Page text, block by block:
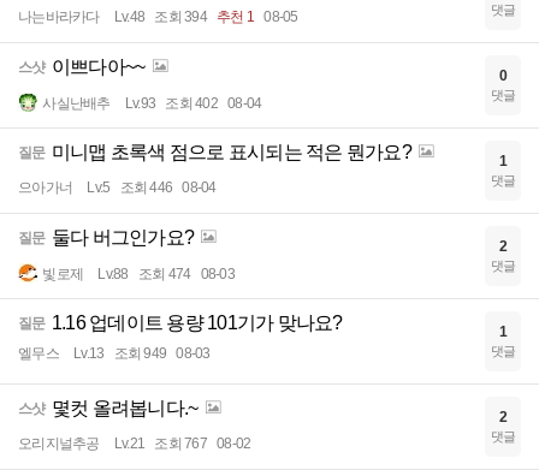
나는바라카다 Lv.48 조회 394 추천 1 08-05 댓글
스샷 이쁘다아~~
사실난배추 Lv.93 조회 402 08-04
0
댓글
질문 미니맵 초록색 점으로 표시되는 적은 뭔가요?
으아가너 Lv.5 조회 446 08-04
1
댓글
질문 둘다 버그인가요?
빛로제 Lv.88 조회 474 08-03
2
댓글
질문 1.16 업데이트 용량 101기가 맞나요?
엘무스 Lv.13 조회 949 08-03
1
댓글
스샷 몇컷 올려봅니다.~
오리지널추공 Lv.21 조회 767 08-02
2
댓글